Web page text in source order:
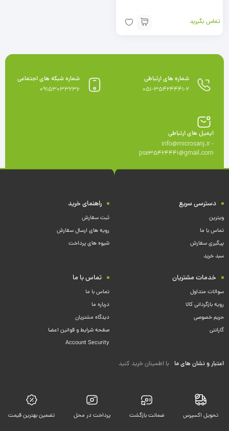
تماس بگیرید
شماره های ارتباطی
051-35424441-2
شماره شبکه های اجتماعی
09153033236
ایمیل های ارتباطی
info@microsanj.ir -
pse35424441@gmail.com
دسترسی سریع
ویترین
تماس با ما
پیگیری سفارش
سبد خرید
راهنمای خرید
ثبت سفارش
رویه های ارسال سفارش
شیوه های پرداخت
خدمات مشتریان
سوالات متداول
رویه بازگردانی کالا
حریم خصوصی
گارانتی
تماس با ما
تماس با ما
درباره ما
دیدگاه مشتریان
صفحه شرایط و قوانین اعضا
Account Security
اعتبار و نشان های ما با اطمینان خرید کنید
تحویل اکسپرس ضمانت بازگشت پرداخت در محل تضمین بهترین قیمت